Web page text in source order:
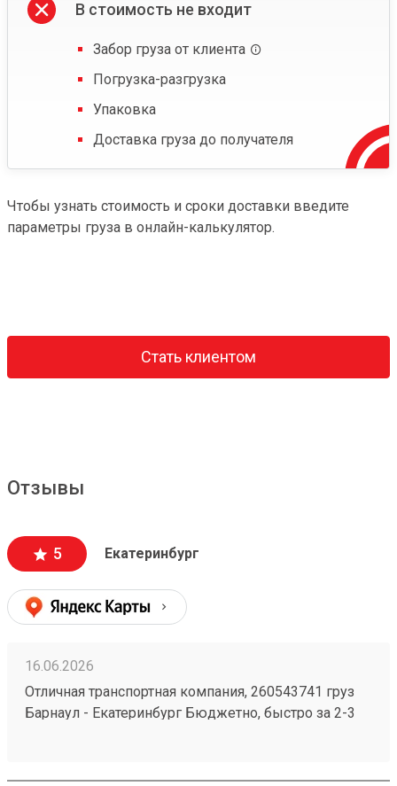
В стоимость не входит
Забор груза от клиента
Погрузка-разгрузка
Упаковка
Доставка груза до получателя
Чтобы узнать стоимость и сроки доставки введите
параметры груза в онлайн-калькулятор.
Стать клиентом
Отзывы
5 Екатеринбург
16.06.2026
Отличная транспортная компания, 260543741 груз
Барнаул - Екатеринбург Бюджетно, быстро за 2-3
плохого и неприятного момента не могу вспомнить.